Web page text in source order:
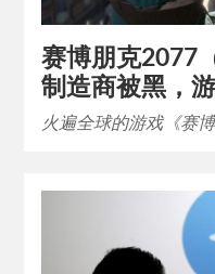
赛博朋克2077
制造商被黑，
火遍全球的游戏《赛